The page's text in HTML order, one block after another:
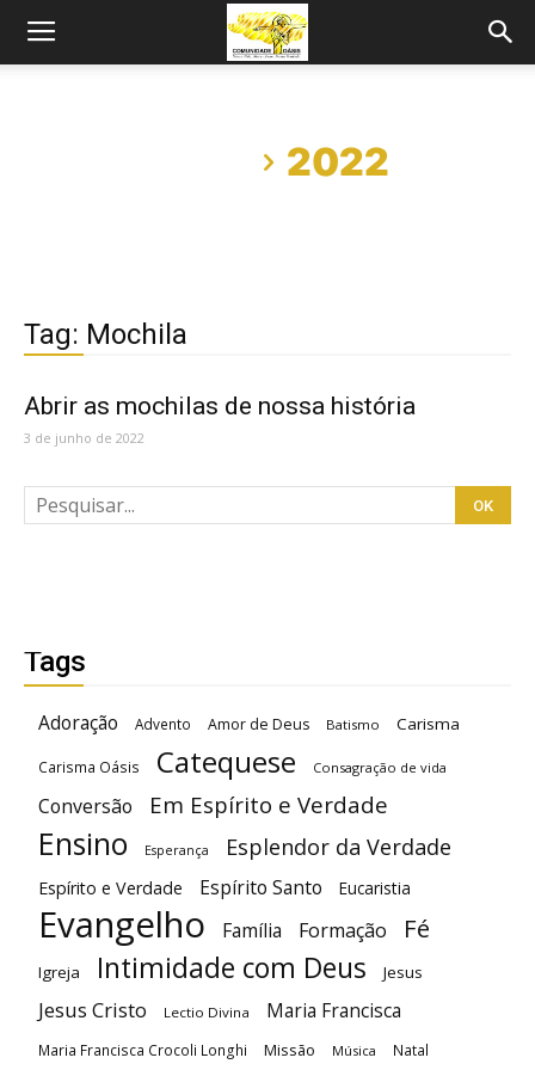
2022
Tag: Mochila
Abrir as mochilas de nossa história
3 de junho de 2022
Tags
Adoração Advento Amor de Deus Batismo Carisma
Carisma Oásis Catequese Consagração de vida
Conversão Em Espírito e Verdade
Ensino Esperança Esplendor da Verdade
Espírito e Verdade Espírito Santo Eucaristia
Evangelho Família Formação Fé
Igreja Intimidade com Deus Jesus
Jesus Cristo Lectio Divina Maria Francisca
Maria Francisca Crocoli Longhi Missão Música Natal